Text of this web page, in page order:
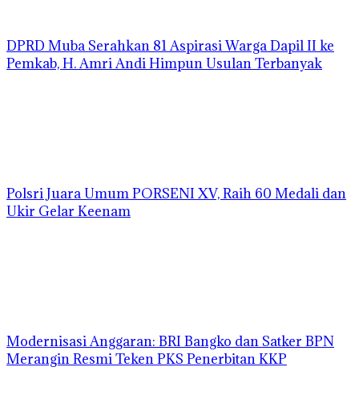
DPRD Muba Serahkan 81 Aspirasi Warga Dapil II ke
Pemkab, H. Amri Andi Himpun Usulan Terbanyak
Polsri Juara Umum PORSENI XV, Raih 60 Medali dan
Ukir Gelar Keenam
Modernisasi Anggaran: BRI Bangko dan Satker BPN
Merangin Resmi Teken PKS Penerbitan KKP